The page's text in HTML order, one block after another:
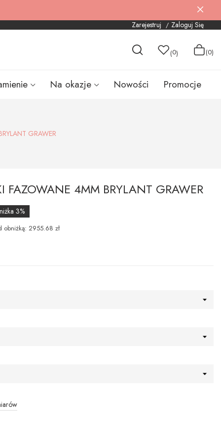
Zarejestruj Zaloguj Się
(0) (0)
Na okazje Nowości Promocje
GRAWER
FAZOWANE 4MM BRYLANT GRAWER
3%
obniżką: 2955.68 zł